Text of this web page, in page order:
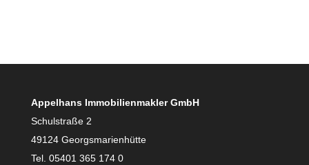
Appelhans Immobilienmakler GmbH
Schulstraße 2
49124 Georgsmarienhütte
Tel. 05401 365 174 0